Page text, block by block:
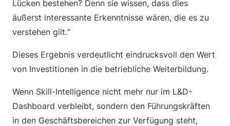
Lücken bestehen? Denn sie wissen, dass dies
äußerst interessante Erkenntnisse wären, die es zu
verstehen gilt.“
Dieses Ergebnis verdeutlicht eindrucksvoll den Wert
von Investitionen in die betriebliche Weiterbildung.
Wenn Skill-Intelligence nicht mehr nur im L&D-
Dashboard verbleibt, sondern den Führungskräften
in den Geschäftsbereichen zur Verfügung steht,